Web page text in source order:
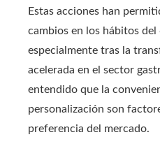
Estas acciones han
cambios en los hábitos del
especialmente tras la
acelerada en el sector
entendido que la
personalización son
preferencia del mercado.